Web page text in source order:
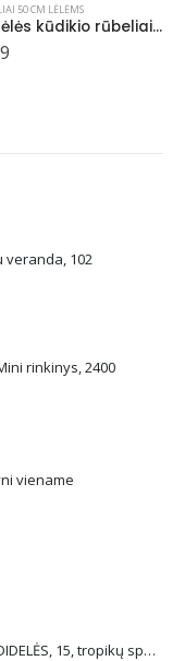
50 CM LĖLĖMS
Arias lėlės kūdikio rūbeliai, 50 cm V3
veranda, 102
rinkinys, 2400
viename
Plus Plus konstruktorius DIDELĖS, 15, tropikų spalvos